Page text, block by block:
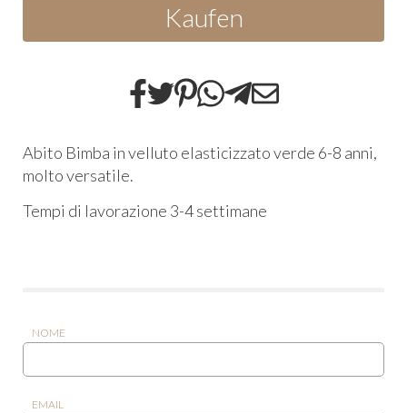
Kaufen
Abito Bimba in velluto elasticizzato verde 6-8 anni,
molto versatile.
Tempi di lavorazione 3-4 settimane
NOME
EMAIL